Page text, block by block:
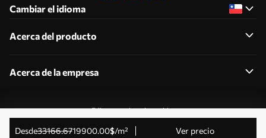
desde33166.6719900.00$/m² Ver precio
Cambiar el idioma
Acerca del producto
Acerca de la empresa
Editar permisos de cookies
© 2011-2026 Uwalls . Todos los derechos reservados.